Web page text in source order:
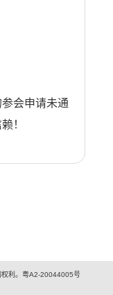
会申请未通
！
利。粤A2-20044005号